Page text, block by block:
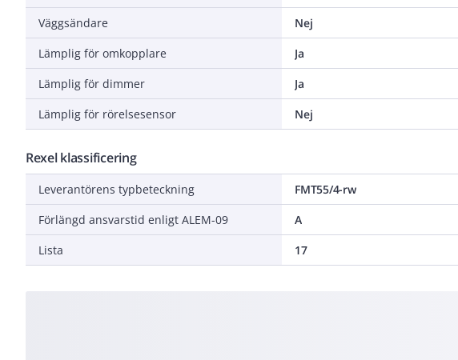
Väggsändare
Nej
Lämplig för omkopplare
Ja
Lämplig för dimmer
Ja
Lämplig för rörelsesensor
Nej
Rexel klassificering
Leverantörens typbeteckning
FMT55/4-rw
Förlängd ansvarstid enligt ALEM-09
A
Lista
17